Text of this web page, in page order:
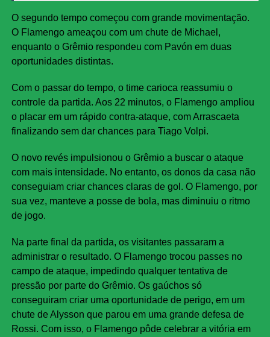
O segundo tempo começou com grande movimentação.
O Flamengo ameaçou com um chute de Michael,
enquanto o Grêmio respondeu com Pavón em duas
oportunidades distintas.
Com o passar do tempo, o time carioca reassumiu o
controle da partida. Aos 22 minutos, o Flamengo ampliou
o placar em um rápido contra-ataque, com Arrascaeta
finalizando sem dar chances para Tiago Volpi.
O novo revés impulsionou o Grêmio a buscar o ataque
com mais intensidade. No entanto, os donos da casa não
conseguiam criar chances claras de gol. O Flamengo, por
sua vez, manteve a posse de bola, mas diminuiu o ritmo
de jogo.
Na parte final da partida, os visitantes passaram a
administrar o resultado. O Flamengo trocou passes no
campo de ataque, impedindo qualquer tentativa de
pressão por parte do Grêmio. Os gaúchos só
conseguiram criar uma oportunidade de perigo, em um
chute de Alysson que parou em uma grande defesa de
Rossi. Com isso, o Flamengo pôde celebrar a vitória em